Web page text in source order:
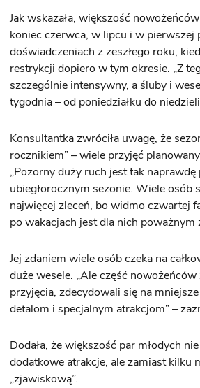
Jak wskazała, większość
koniec czerwca, w lipcu i w pierwszej
doświadczeniach z zeszłego roku,
restrykcji dopiero w tym okresie. „Z
szczególnie intensywny, a śluby i
tygodnia – od poniedziałku do
Konsultantka zwróciła uwagę, że
rocznikiem” – wiele przyjęć
„Pozorny duży ruch jest tak
ubiegłorocznym sezonie. Wiele
najwięcej zleceń, bo widmo czwartej
po wakacjach jest dla nich poważnym
Jej zdaniem wiele osób czeka na
duże wesele. „Ale część
przyjęcia, zdecydowali się na
detalom i specjalnym atrakcjom” –
Dodała, że większość par młodych
dodatkowe atrakcje, ale zamiast kilku
„zjawiskową”.